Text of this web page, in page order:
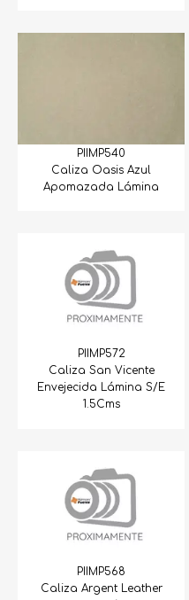
PIIMP540
Caliza Oasis Azul
Apomazada Lámina
PIIMP572
Caliza San Vicente
Envejecida Lámina S/E
1.5Cms
PIIMP568
Caliza Argent Leather